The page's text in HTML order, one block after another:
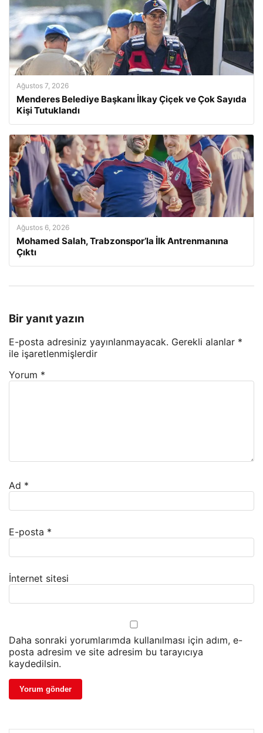
Ağustos 7, 2026
Menderes Belediye Başkanı İlkay Çiçek ve Çok Sayıda
Kişi Tutuklandı
Ağustos 6, 2026
Mohamed Salah, Trabzonspor’la İlk Antrenmanına
Çıktı
Bir yanıt yazın
E-posta adresiniz yayınlanmayacak. Gerekli alanlar *
ile işaretlenmişlerdir
Yorum *
Ad *
E-posta *
İnternet sitesi
Daha sonraki yorumlarımda kullanılması için adım, e-
posta adresim ve site adresim bu tarayıcıya
kaydedilsin.